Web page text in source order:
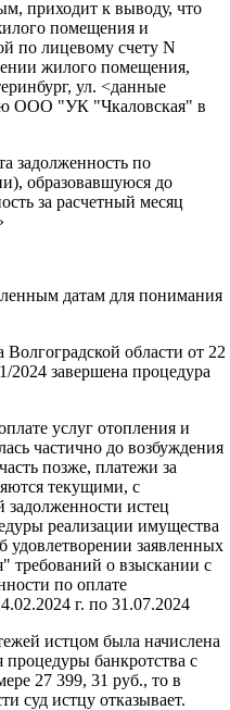
приходит к выводу, что
помещения и
по лицевому счету N
жилого помещения,
ул. <данные
ООО "УК "Чкаловская" в
задолженность по
образовавшуюся до
за расчетный месяц
датам для понимания
области от 22
2024 завершена процедура
услуг отопления и
частично до возбуждения
позже, платежи за
текущими, с
истец
реализации имущества
удовлетворении заявленных
о взыскании с
по оплате
г. по 31.07.2024
истцом была начислена
процедуры банкротства с
27 399, 31 руб., то в
суд истцу отказывает.